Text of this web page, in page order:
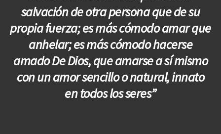
salvación de otra persona que de su
propia fuerza; es más cómodo amar que
anhelar; es más cómodo hacerse
amado De Dios, que amarse a sí mismo
con un amor sencillo o natural, innato
en todos los seres”